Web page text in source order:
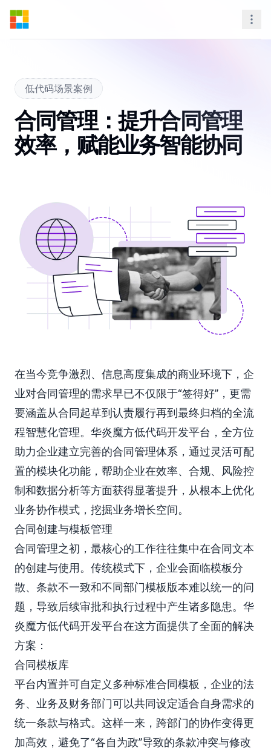
Steedos Platform
低代码场景案例
合同管理：提升合同管理
效率，赋能业务智能协同
在当今竞争激烈、信息高度集成的商业环境下，企
业对合同管理的需求早已不仅限于“签得好”，更需
要涵盖从合同起草到认责履行再到最终归档的全流
程智慧化管理。华炎魔方低代码开发平台，全方位
助力企业建立完善的合同管理体系，通过灵活可配
置的模块化功能，帮助企业在效率、合规、风险控
制和数据分析等方面获得显著提升，从根本上优化
业务协作模式，挖掘业务增长空间。
合同创建与模板管理
合同管理之初，最核心的工作往往集中在合同文本
的创建与使用。传统模式下，企业会面临模板分
散、条款不一致和不同部门模板版本难以统一的问
题，导致后续审批和执行过程中产生诸多隐患。华
炎魔方低代码开发平台在这方面提供了全面的解决
方案：
合同模板库
平台内置并可自定义多种标准合同模板，企业的法
务、业务及财务部门可以共同设定适合自身需求的
统一条款与格式。这样一来，跨部门的协作变得更
加高效，避免了“各自为政”导致的条款冲突与修改